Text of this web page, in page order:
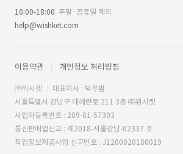
10:00-18:00 주말·공휴일 제외
help@wishket.com
이용약관 개인정보 처리방침
㈜위시켓
대표이사 : 박우범
서울특별시 강남구 테헤란로 211 3층 ㈜위시켓
사업자등록번호 : 209-81-57303
통신판매업신고 : 제2018-서울강남-02337 호
직업정보제공사업 신고번호 : J1200020180019